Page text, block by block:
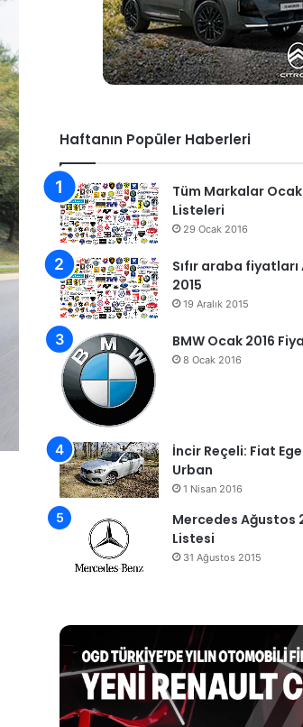
Haftanın Popüler Haberleri
Tüm Markalar
Listeleri
29 Ocak 2016
Sıfır araba fiyatları
2015
19 Aralık 2015
BMW Ocak 2016
8 Ocak 2016
İncir Reçeli: Fiat
Urban
1 Nisan 2016
Mercedes Ağustos
Listesi
31 Ağustos 2015